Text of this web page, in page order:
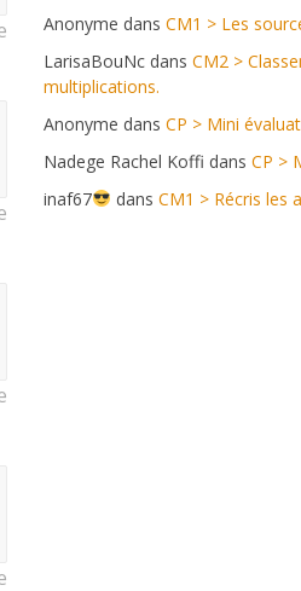
Anonyme dans CM1 > Les
LarisaBouNc dans CM2 >
multiplications.
Anonyme dans CP > Mini
Nadege Rachel Koffi dans CP >
inaf67
dans CM1 > Récris les